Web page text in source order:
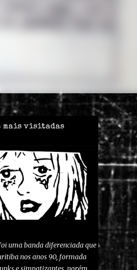
mais visitadas
uma banda diferenciada que
nos anos 90, formada